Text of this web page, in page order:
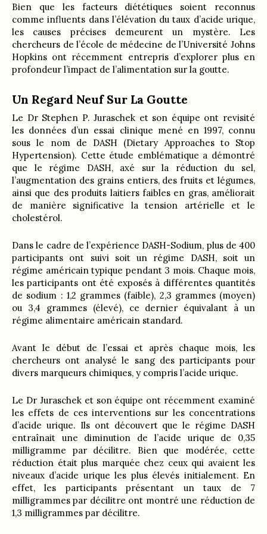
Bien que les facteurs diététiques soient reconnus
comme influents dans l’élévation du taux d’acide urique,
les causes précises demeurent un mystère. Les
chercheurs de l’école de médecine de l’Université Johns
Hopkins ont récemment entrepris d’explorer plus en
profondeur l’impact de l’alimentation sur la goutte.
Un Regard Neuf Sur La Goutte
Le Dr Stephen P. Juraschek et son équipe ont revisité
les données d’un essai clinique mené en 1997, connu
sous le nom de DASH (Dietary Approaches to Stop
Hypertension). Cette étude emblématique a démontré
que le régime DASH, axé sur la réduction du sel,
l’augmentation des grains entiers, des fruits et légumes,
ainsi que des produits laitiers faibles en gras, améliorait
de manière significative la tension artérielle et le
cholestérol.
Dans le cadre de l’expérience DASH-Sodium, plus de 400
participants ont suivi soit un régime DASH, soit un
régime américain typique pendant 3 mois. Chaque mois,
les participants ont été exposés à différentes quantités
de sodium : 1,2 grammes (faible), 2,3 grammes (moyen)
ou 3,4 grammes (élevé), ce dernier équivalant à un
régime alimentaire américain standard.
Avant le début de l’essai et après chaque mois, les
chercheurs ont analysé le sang des participants pour
divers marqueurs chimiques, y compris l’acide urique.
Le Dr Juraschek et son équipe ont récemment examiné
les effets de ces interventions sur les concentrations
d’acide urique. Ils ont découvert que le régime DASH
entraînait une diminution de l’acide urique de 0,35
milligramme par décilitre. Bien que modérée, cette
réduction était plus marquée chez ceux qui avaient les
niveaux d’acide urique les plus élevés initialement. En
effet, les participants présentant un taux de 7
milligrammes par décilitre ont montré une réduction de
1,3 milligrammes par décilitre.